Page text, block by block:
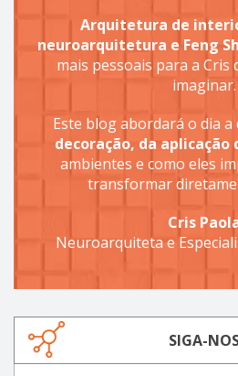
Arquitetura de
neuroarquitetura e Feng
mais pessoais para a Cris
imaginar.
Este blog abordará o dia a
decoração, da aplicação
ambientes e como eles
transformar
Cris
Neuroarquiteta e
SIGA-